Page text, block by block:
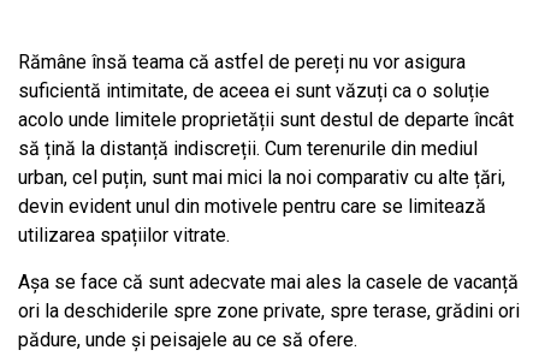
Rămâne însă teama că astfel de pereți nu vor asigura
suficientă intimitate, de aceea ei sunt văzuți ca o soluție
acolo unde limitele proprietății sunt destul de departe încât
să țină la distanță indiscreții. Cum terenurile din mediul
urban, cel puțin, sunt mai mici la noi comparativ cu alte țări,
devin evident unul din motivele pentru care se limitează
utilizarea spațiilor vitrate.
Așa se face că sunt adecvate mai ales la casele de vacanță
ori la deschiderile spre zone private, spre terase, grădini ori
pădure, unde și peisajele au ce să ofere.